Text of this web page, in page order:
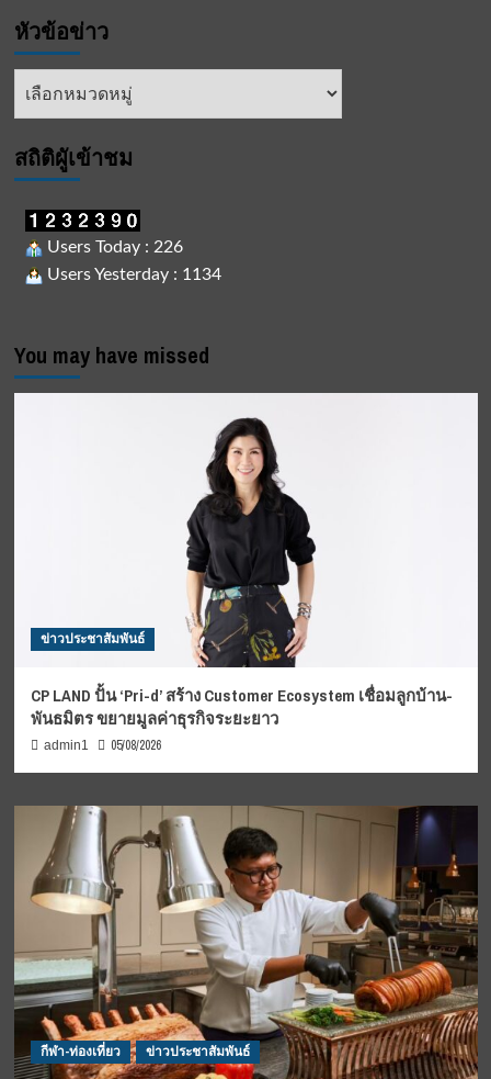
หัวข้อข่าว
หัวข้อ
สถิติผูัเข้าชม
Users Today : 226
Users Yesterday : 1134
You may have missed
ข่าวประชาสัมพันธ์
CP LAND ปั้น ‘Pri-d’ สร้าง Customer Ecosystem เชื่อมลูกบ้าน-
พันธมิตร ขยายมูลค่าธุรกิจระยะยาว
admin1 05/08/2026
กีฬา-ท่องเที่ยว ข่าวประชาสัมพันธ์